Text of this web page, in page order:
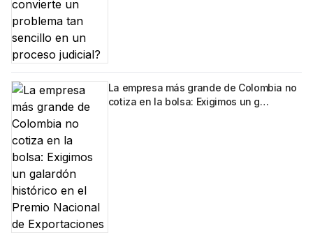
La empresa más grande de Colombia no
cotiza en la bolsa: Exigimos un g…